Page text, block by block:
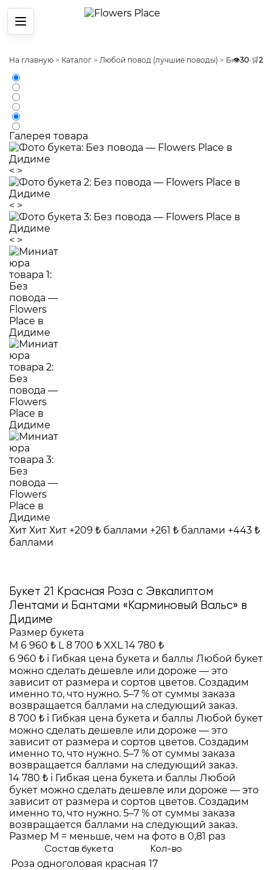
Меню
На главную > Каталог > Любой повод (лучшие поводы) > Без повода
👁️30• 🛒2
Галерея товара
< >
< >
< >
Хит Хит Хит +209 ₺ баллами +261 ₺ баллами +443 ₺
баллами
Букет 21 Красная Роза с Эвкалиптом
Лентами и Бантами «Карминовый Вальс» в
Дидиме
Размер букета
M 6 960 ₺ L 8 700 ₺ XXL 14 780 ₺
6 960 ₺ i Гибкая цена букета и баллы Любой букет
можно сделать дешевле или дороже — это
зависит от размера и сортов цветов. Создадим
именно то, что нужно. 5–7 % от суммы заказа
возвращается баллами на следующий заказ.
8 700 ₺ i Гибкая цена букета и баллы Любой букет
можно сделать дешевле или дороже — это
зависит от размера и сортов цветов. Создадим
именно то, что нужно. 5–7 % от суммы заказа
возвращается баллами на следующий заказ.
14 780 ₺ i Гибкая цена букета и баллы Любой
букет можно сделать дешевле или дороже — это
зависит от размера и сортов цветов. Создадим
именно то, что нужно. 5–7 % от суммы заказа
возвращается баллами на следующий заказ.
Размер M = меньше, чем на фото в 0,81 раз
Состав букета Кол-во
Роза одноголовая красная 17